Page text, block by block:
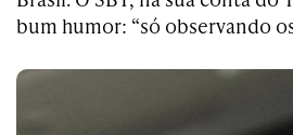
bum humor: “só observando